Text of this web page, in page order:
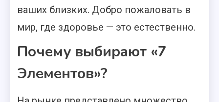
ваших близких. Добро пожаловать в
мир, где здоровье — это естественно.
Почему выбирают «7
Элементов»?